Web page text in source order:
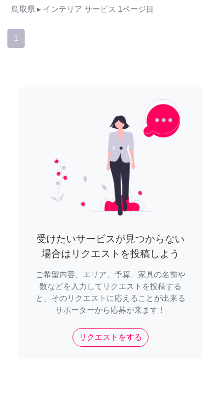
鳥取県 ▸ インテリア サービス 1ページ目
1
受けたいサービスが見つからない
場合はリクエストを投稿しよう
ご希望内容、エリア、予算、家具の名前や
数などを入力してリクエストを投稿する
と、そのリクエストに応えることが出来る
サポーターから応募が来ます！
リクエストをする